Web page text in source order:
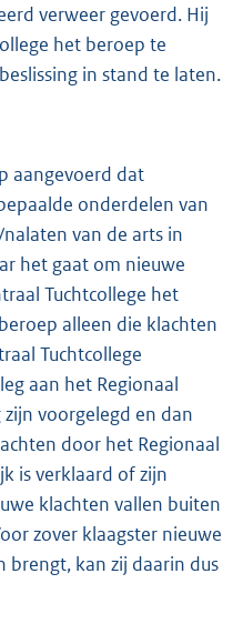
verweer gevoerd. Hij
het beroep te
in stand te laten.
dat
onderdelen van
van de arts in
het gaat om nieuwe
Tuchtcollege het
alleen die klachten
Tuchtcollege
aan het Regionaal
voorgelegd en dan
door het Regionaal
is verklaard of zijn
klachten vallen buiten
zover klaagster nieuwe
brengt, kan zij daarin dus